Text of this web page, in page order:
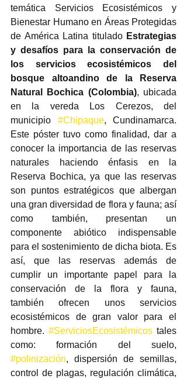
temática Servicios Ecosistémicos y
Bienestar Humano en Áreas Protegidas
de América Latina titulado Estrategias
y desafíos para la conservación de
los servicios ecosistémicos del
bosque altoandino de la Reserva
Natural Bochica (Colombia), ubicada
en la vereda Los Cerezos, del
municipio #Chipaque, Cundinamarca.
Este póster tuvo como finalidad, dar a
conocer la importancia de las reservas
naturales haciendo énfasis en la
Reserva Bochica, ya que las reservas
son puntos estratégicos que albergan
una gran diversidad de flora y fauna; así
como también, presentan un
componente abiótico indispensable
para el sostenimiento de dicha biota. Es
así, que las reservas además de
cumplir un importante papel para la
conservación de la flora y fauna,
también ofrecen unos servicios
ecosistémicos de gran valor para el
hombre. #ServiciosEcosistémicos tales
#polinización, dispersión de semillas,
control de plagas, regulación climática,